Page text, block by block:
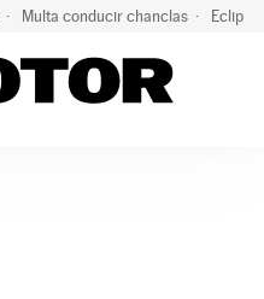
Multa conducir chanclas